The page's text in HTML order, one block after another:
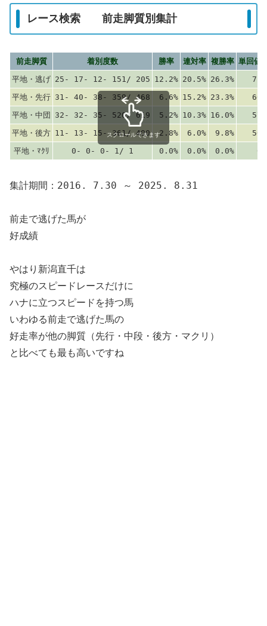
レース検索 前走脚質別集計
前走脚質 着別度数 勝率 連対率 複勝率 単回値
平地・逃げ 25- 17- 12- 151/ 205 12.2% 20.5% 26.3%
71
平地・先行 31- 40- 38- 359/ 468 6.6% 15.2% 23.3%
60
平地・中団
32- 32- 35- 520/ 619 5.2% 10.3% 16.0%
57
平地・後方 11- 13- 15- 361/ 400 2.8% 6.0% 9.8%
50
平地・ﾏｸﾘ
0- 0- 0- 1/ 1 0.0% 0.0% 0.0% 0
スクロールできます
集計期間：2016. 7.30 ～ 2025. 8.31
前走で逃げた馬が
好成績
やはり新潟直千は
究極のスピードレースだけに
ハナに立つスピードを持つ馬
いわゆる前走で逃げた馬の
好走率が他の脚質（先行・中段・後方・マクリ）
と比べても最も高いですね